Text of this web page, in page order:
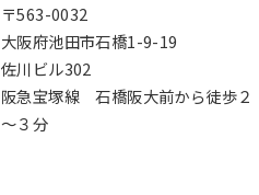
〒563-0032
大阪府池田市石橋1-9-19
佐川ビル302
阪急宝塚線 石橋阪大前から徒歩２
～３分